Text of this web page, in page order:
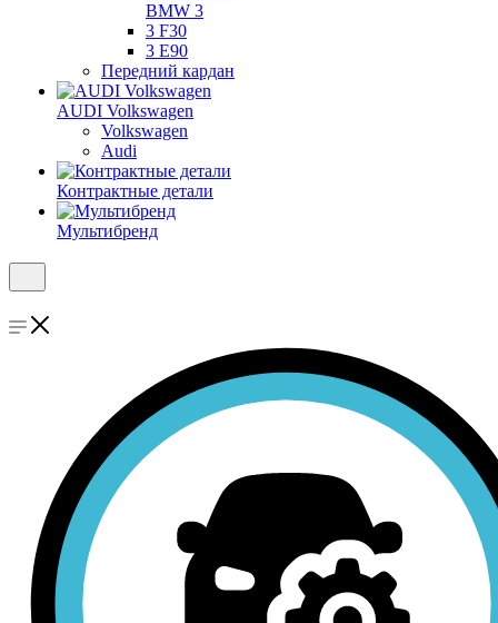
BMW 3
3 F30
3 E90
Передний кардан
AUDI Volkswagen
Volkswagen
Audi
Контрактные детали
Мультибренд